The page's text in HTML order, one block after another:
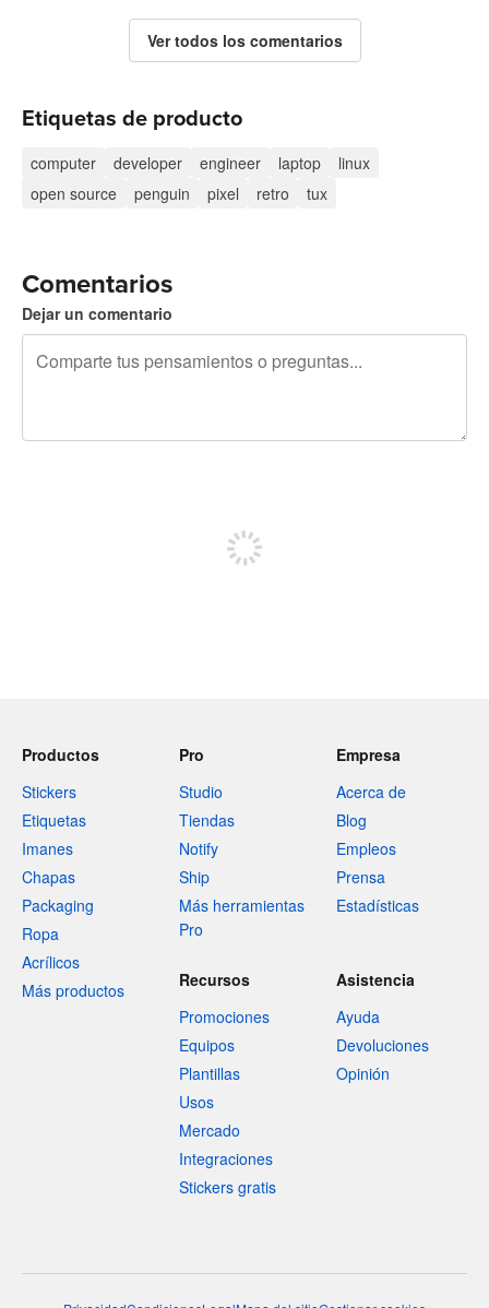
Ver todos los comentarios
Etiquetas de producto
computer developer engineer laptop
linux
open source
penguin pixel retro tux
Comentarios
Dejar un comentario
Productos
Stickers
Etiquetas
Imanes
Chapas
Packaging
Ropa
Acrílicos
Más productos
Pro
Studio
Tiendas
Notify
Ship
Más herramientas
Pro
Empresa
Acerca de
Blog
Empleos
Prensa
Estadísticas
Recursos
Promociones
Equipos
Plantillas
Usos
Mercado
Integraciones
Stickers gratis
Asistencia
Ayuda
Devoluciones
Opinión